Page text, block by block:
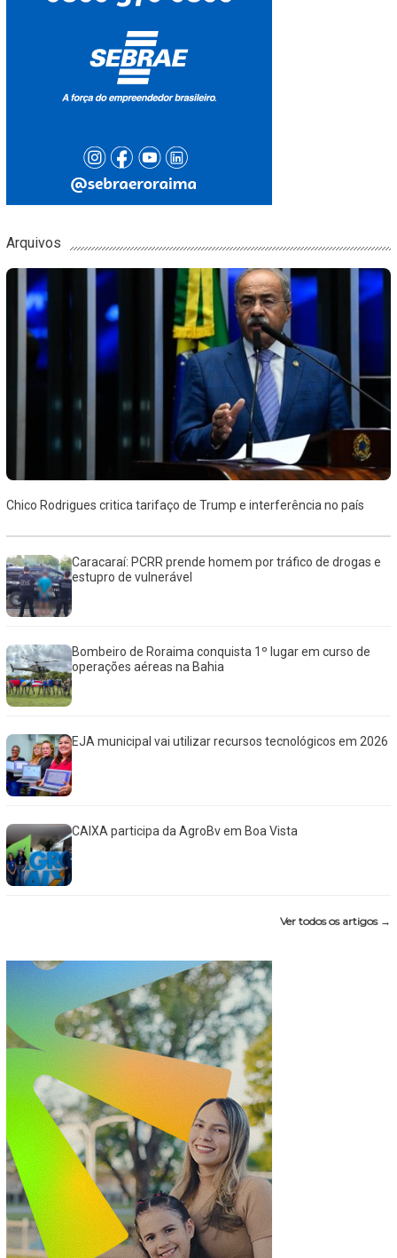
Arquivos
Chico Rodrigues critica tarifaço de Trump e interferência no país
Caracaraí: PCRR prende homem por tráfico de drogas e
estupro de vulnerável
Bombeiro de Roraima conquista 1º lugar em curso de
operações aéreas na Bahia
EJA municipal vai utilizar recursos tecnológicos em 2026
CAIXA participa da AgroBv em Boa Vista
Ver todos os artigos →